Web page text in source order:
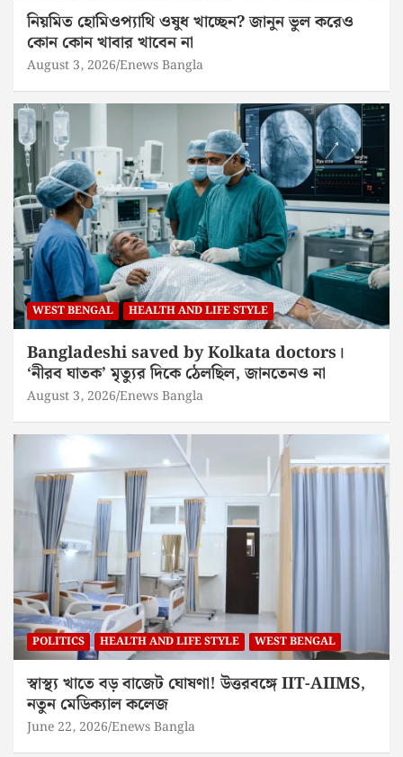
নিয়মিত হোমিওপ্যাথি ওষুধ খাচ্ছেন? জানুন ভুল করেও
কোন কোন খাবার খাবেন না
August 3, 2026 Enews Bangla
WEST BENGAL HEALTH AND LIFE STYLE
Bangladeshi saved by Kolkata doctors।
‘নীরব ঘাতক’ মৃত্যুর দিকে ঠেলছিল, জানতেনও না
August 3, 2026 Enews Bangla
POLITICS HEALTH AND LIFE STYLE WEST BENGAL
স্বাস্থ্য খাতে বড় বাজেট ঘোষণা! উত্তরবঙ্গে IIT-AIIMS,
নতুন মেডিক্যাল কলেজ
June 22, 2026 Enews Bangla